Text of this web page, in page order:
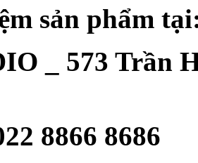
sản phẩm
_ 573 Trần
8866 8686